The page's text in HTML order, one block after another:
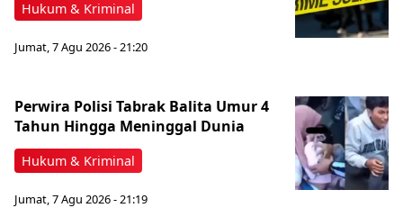
Hukum & Kriminal
Jumat, 7 Agu 2026 - 21:20
Hukum & Kriminal
Perwira Polisi Tabrak Balita Umur 4
Tahun Hingga Meninggal Dunia
Jumat, 7 Agu 2026 - 21:19